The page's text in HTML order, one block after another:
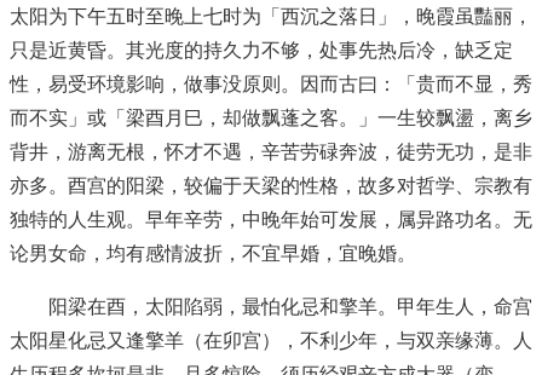
太阳为下午五时至晚上七时为「西沉之落日」，晚霞虽豔丽，
只是近黄昏。其光度的持久力不够，处事先热后冷，缺乏定
性，易受环境影响，做事没原则。因而古曰：「贵而不显，秀
而不实」或「梁酉月巳，却做飘蓬之客。」一生较飘盪，离乡
背井，游离无根，怀才不遇，辛苦劳碌奔波，徒劳无功，是非
亦多。酉宫的阳梁，较偏于天梁的性格，故多对哲学、宗教有
独特的人生观。早年辛劳，中晚年始可发展，属异路功名。无
论男女命，均有感情波折，不宜早婚，宜晚婚。
阳梁在酉，太阳陷弱，最怕化忌和擎羊。甲年生人，命宫
太阳星化忌又逢擎羊（在卯宫），不利少年，与双亲缘薄。人